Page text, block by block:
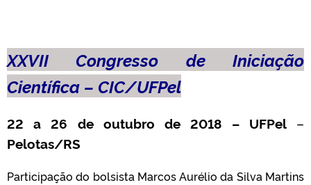
XXVII Congresso de Iniciação
Científica – CIC/UFPel
22 a 26 de outubro de 2018 – UFPel–
Pelotas/RS
Participação do bolsista Marcos Aurélio da Silva Martins